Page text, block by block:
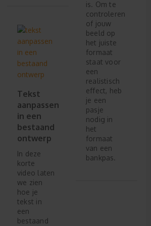
Tekst
aanpassen
in een
bestaand
ontwerp
In deze
korte
video laten
we zien
hoe je
tekst in
een
bestaand
is. Om te
controleren
of jouw
beeld op
het juiste
formaat
staat voor
een
realistisch
effect, heb
je een
pasje
nodig in
het
formaat
van een
bankpas.